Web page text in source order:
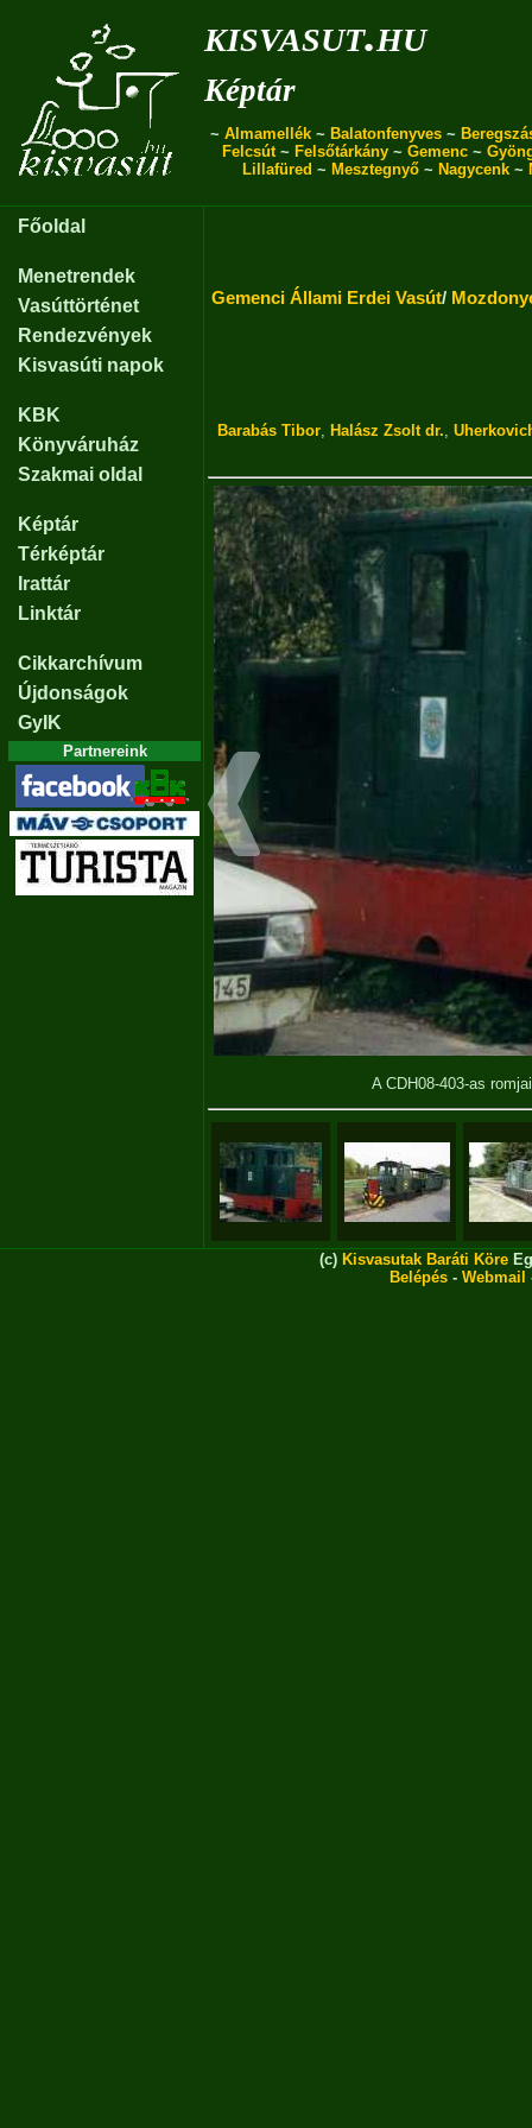
kisvasut.hu
Képtár
~ Almamellék ~ Balatonfenyves ~
Felcsút~ Felsőtárkány ~ Gemenc ~
Lillafüred ~ Mesztegnyő~ Nagycenk~
Főoldal
Menetrendek
Vasúttörténet
Rendezvények
Kisvasúti napok
KBK
Könyváruház
Szakmai oldal
Képtár
Térképtár
Irattár
Linktár
Cikkarchívum
Újdonságok
GyIK
Partnereink
Gemenci Állami Erdei Vasút/
Barabás Tibor, Halász Zsolt dr.,
A CDH08-403-as
(c) Kisvasutak Baráti Köre
Belépés - Webmail